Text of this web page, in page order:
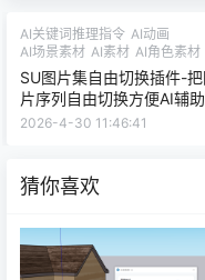
AI关键词推理指令 AI动画
AI场景素材 AI素材 AI角色素材
SU图片集自由切换插件-把
片序列自由切换方便AI辅
图制作高质量漫剧必备工具
2026-4-30 11:46:41
猜你喜欢